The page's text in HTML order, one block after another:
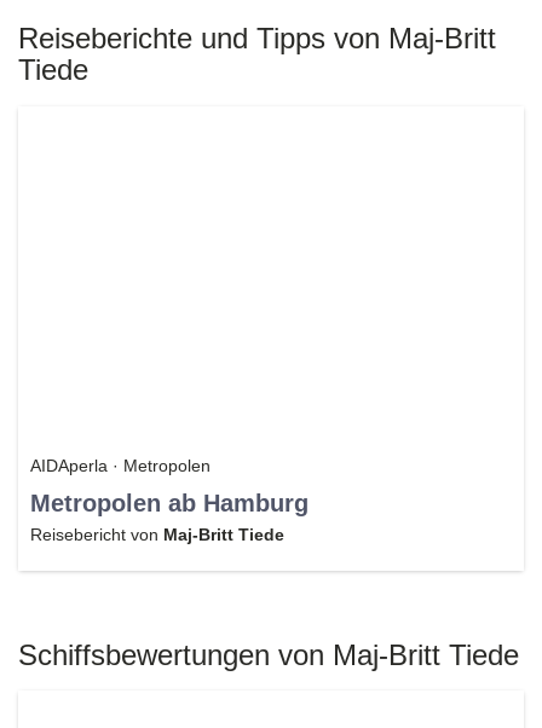
Reiseberichte und Tipps von Maj-Britt
Tiede
AIDAperla · Metropolen
Metropolen ab Hamburg
Reisebericht von Maj-Britt Tiede
Schiffsbewertungen von Maj-Britt Tiede